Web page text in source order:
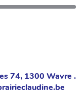
74, 1300 Wavre .